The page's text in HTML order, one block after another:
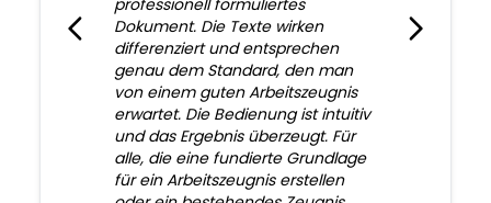
professionell formuliertes
Dokument. Die Texte wirken
differenziert und entsprechen
genau dem Standard, den man
von einem guten Arbeitszeugnis
erwartet. Die Bedienung ist intuitiv
und das Ergebnis überzeugt. Für
alle, die eine fundierte Grundlage
für ein Arbeitszeugnis erstellen